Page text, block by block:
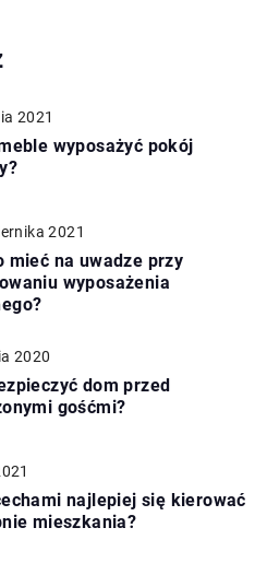
2021
wyposażyć pokój
2021
mieć na uwadze przy
wyposażenia
2020
dom przed
gośćmi?
najlepiej się kierować
mieszkania?